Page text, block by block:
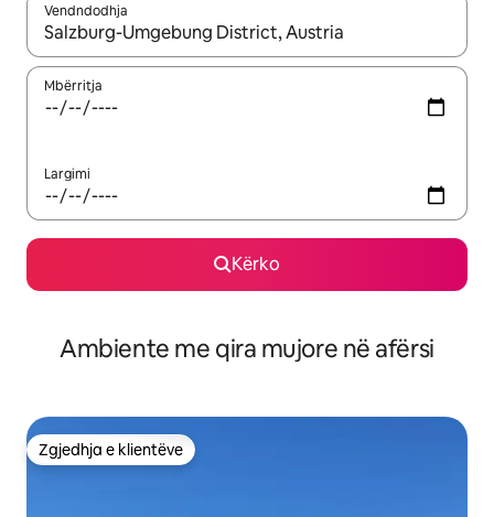
Vendndodhja
Kur rezultatet të jenë të disponueshme, lëviz me butonat e
Mbërritja
Largimi
Kërko
Ambiente me qira mujore në afërsi
Zgjedhja e klientëve
Zgjedhja e klientëve